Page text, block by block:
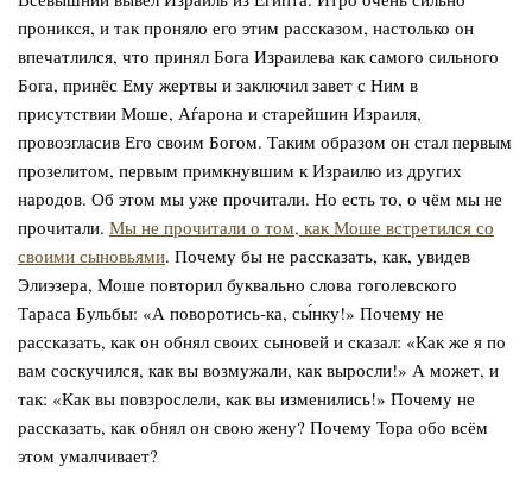
проникся, и так проняло его этим рассказом, настолько он
впечатлился, что принял Бога Израилева как самого сильного
Бога, принёс Ему жертвы и заключил завет с Ним в
присутствии Моше, Аѓарона и старейшин Израиля,
провозгласив Его своим Богом. Таким образом он стал первым
прозелитом, первым примкнувшим к Израилю из других
народов. Об этом мы уже прочитали. Но есть то, о чём мы не
прочитали. Мы не прочитали о том, как Моше встретился со
своими сыновьями. Почему бы не рассказать, как, увидев
Элиэзера, Моше повторил буквально слова гоголевского
Тараса Бульбы: «А поворотись-ка, сы́нку!» Почему не
рассказать, как он обнял своих сыновей и сказал: «Как же я по
вам соскучился, как вы возмужали, как выросли!» А может, и
так: «Как вы повзрослели, как вы изменились!» Почему не
рассказать, как обнял он свою жену? Почему Тора обо всём
этом умалчивает?